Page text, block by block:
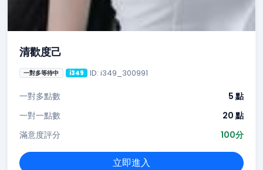
清歡度己
一對多等待中 i349 ID: i349_300991
一對多點數
5 點
一對一點數
20 點
滿意度評分
100分
立即進入